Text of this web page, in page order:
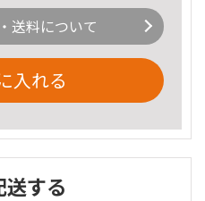
送料について
入れる
送する